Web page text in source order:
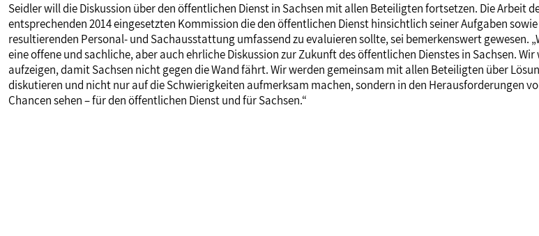
Europa
Stellungnahmen
Seidler will die Diskussion über den öffentlichen Dienst in Sachsen mit allen Beteiligten fortsetzen. Die Arbeit
entsprechenden 2014 eingesetzten Kommission die den öffentlichen Dienst hinsichtlich seiner Aufgaben
resultierenden Personal- und Sachausstattung umfassend zu evaluieren sollte, sei bemerkenswert gewesen.
eine offene und sachliche, aber auch ehrliche Diskussion zur Zukunft des öffentlichen Dienstes in Sachsen. Wir
aufzeigen, damit Sachsen nicht gegen die Wand fährt. Wir werden gemeinsam mit allen Beteiligten über
diskutieren und nicht nur auf die Schwierigkeiten aufmerksam machen, sondern in den Herausforderungen
Chancen sehen – für den öffentlichen Dienst und für Sachsen.“